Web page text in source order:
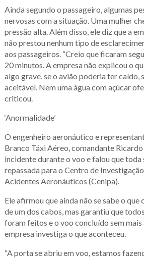
Ainda segundo o passageiro, algumas
nervosas com a situação. Uma mulher
pressão alta. Além disso, ele diz que a
não prestou nenhum tipo de
aos passageiros. “Creio que ficaram
20 minutos. A empresa não explicou o
algo grave, se o avião poderia ter caído,
aceitável. Nem uma água com açúcar
criticou.
‘Anormalidade’
O engenheiro aeronáutico e
Branco Táxi Aéreo, comandante
incidente durante o voo e falou que toda
repassada para o Centro de
Acidentes Aeronáuticos (Cenipa).
Ele afirmou que ainda não se sabe o
de um dos cabos, mas garantiu que
foram feitos e o voo concluído sem mais
empresa investiga o que aconteceu.
“A porta se abriu em voo, estamos